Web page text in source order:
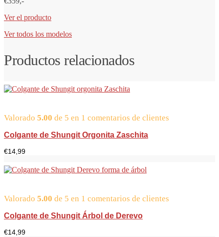
Ver el producto
Ver todos los modelos
Productos relacionados
Valorado 5.00 de 5 en 1 comentarios de clientes
Colgante de Shungit Orgonita Zaschita
€14,99
Valorado 5.00 de 5 en 1 comentarios de clientes
Colgante de Shungit Árbol de Derevo
€14,99